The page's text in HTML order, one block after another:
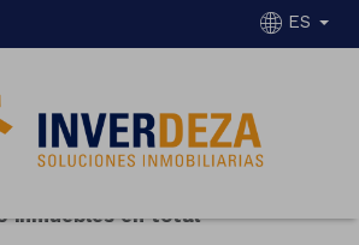
ES
EN VENTA EN SILLEDA
Ordenar
inmuebles en total